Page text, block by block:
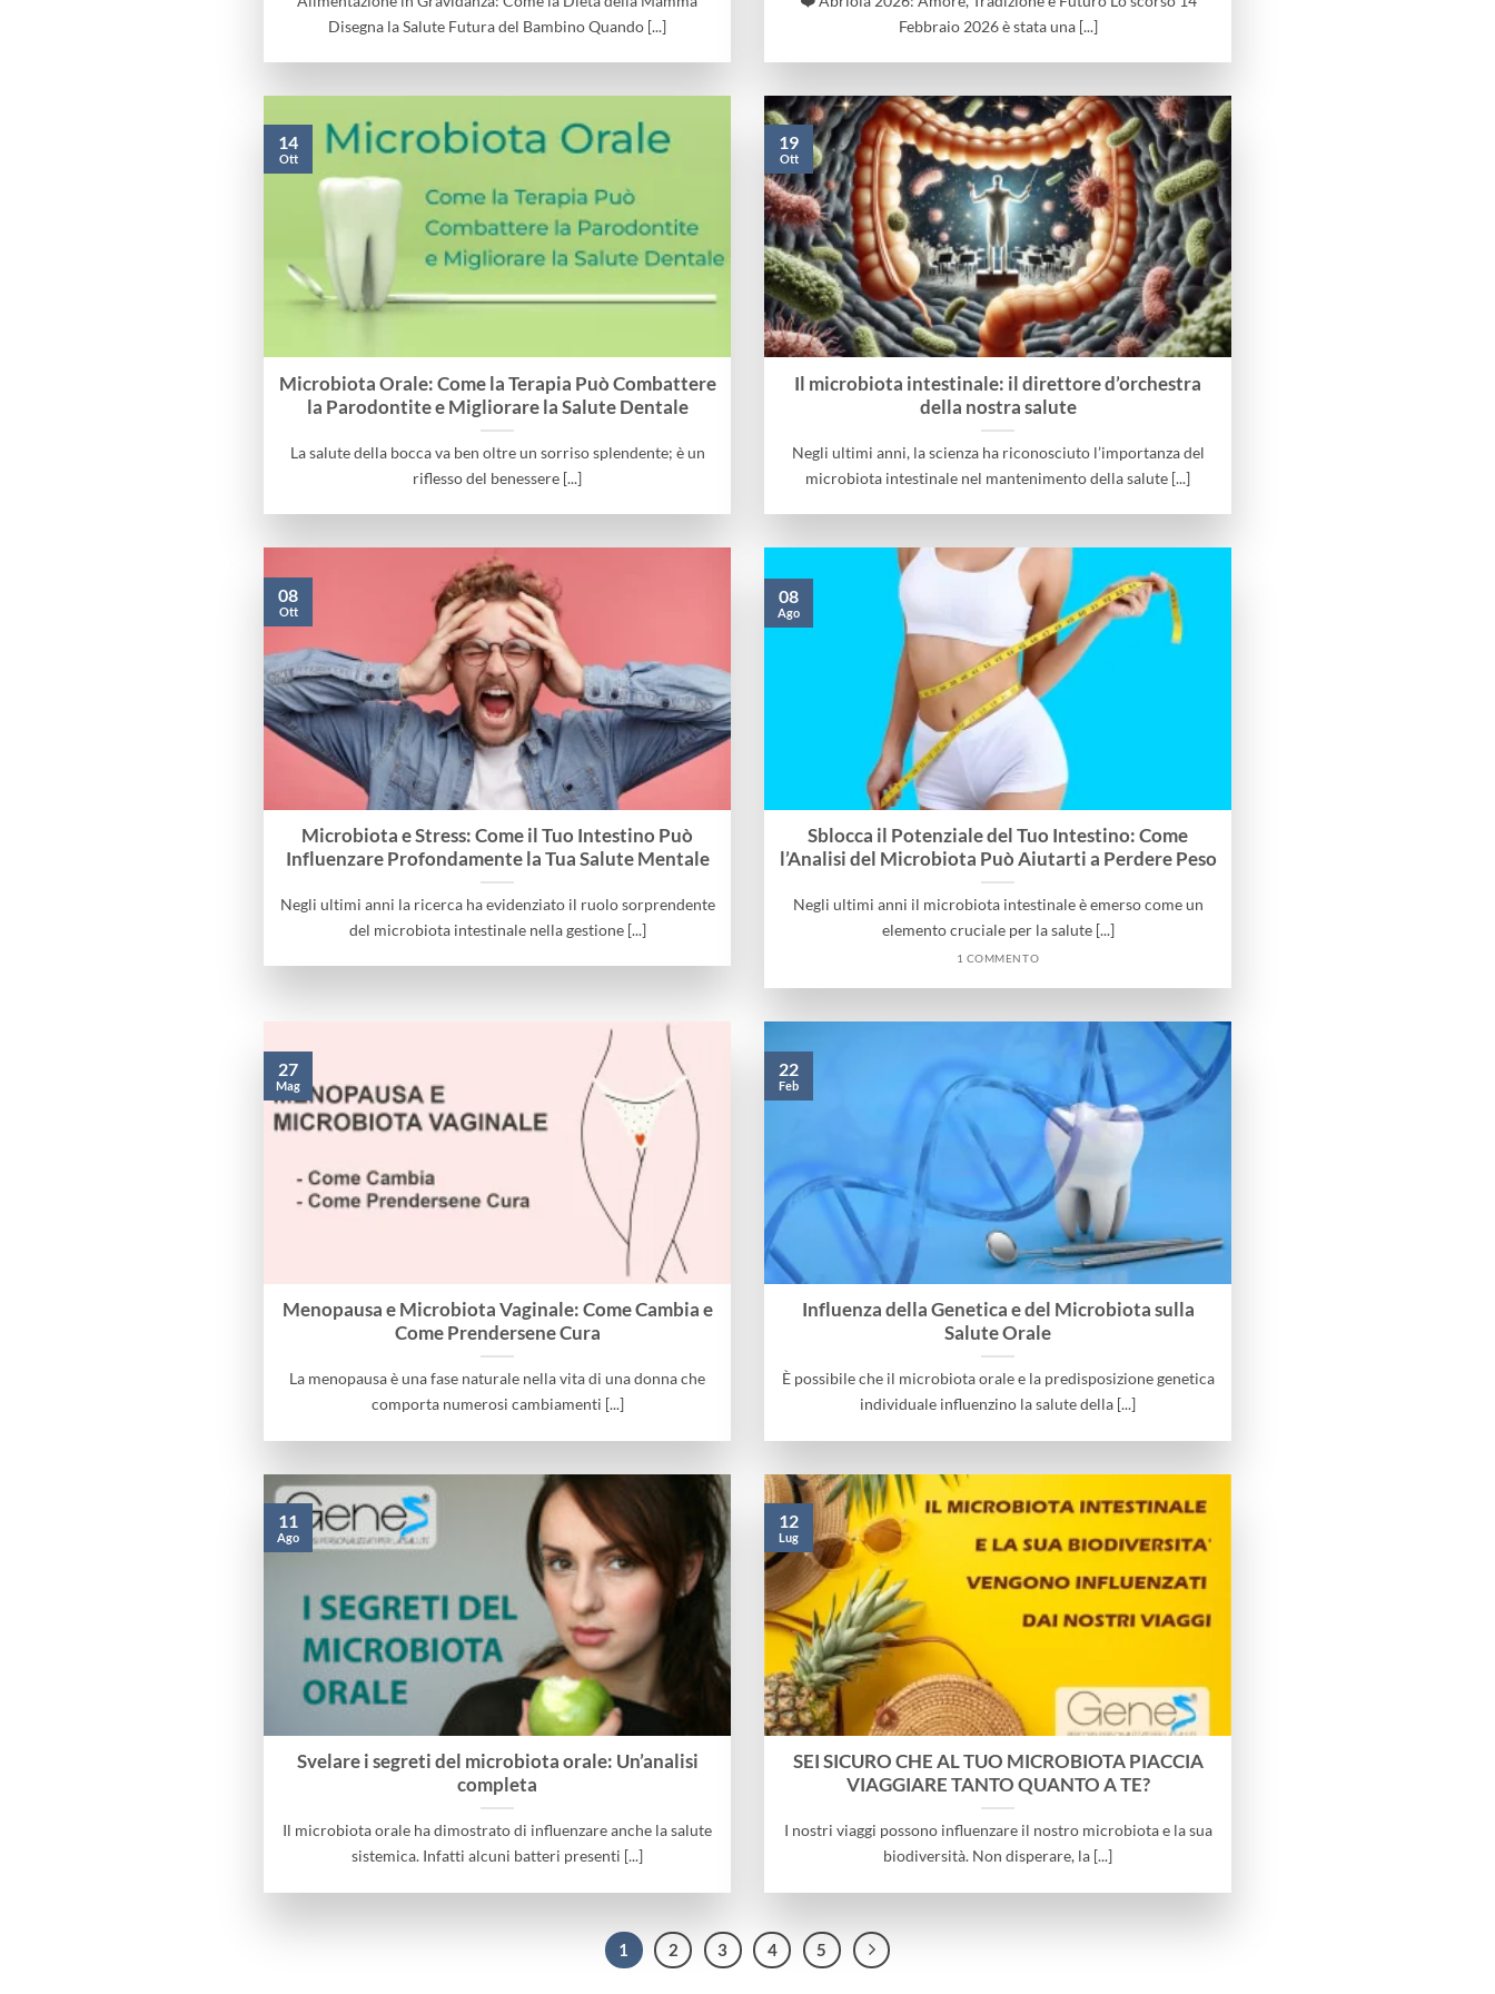
Disegna la Salute Futura del Bambino Quando [...]
Febbraio 2026 è stata una [...]
Microbiota Orale: Come la Terapia Può Combattere
la Parodontite e Migliorare la Salute Dentale
La salute della bocca va ben oltre un sorriso splendente; è un
riflesso del benessere [...]
14
Ott
Il microbiota intestinale: il direttore d’orchestra
della nostra salute
Negli ultimi anni, la scienza ha riconosciuto l’importanza del
microbiota intestinale nel mantenimento della salute [...]
19
Ott
Microbiota e Stress: Come il Tuo Intestino Può
Influenzare Profondamente la Tua Salute Mentale
Negli ultimi anni la ricerca ha evidenziato il ruolo sorprendente
del microbiota intestinale nella gestione [...]
08
Ott
Sblocca il Potenziale del Tuo Intestino: Come
l’Analisi del Microbiota Può Aiutarti a Perdere Peso
Negli ultimi anni il microbiota intestinale è emerso come un
elemento cruciale per la salute [...]
1 COMMENTO
08
Ago
Menopausa e Microbiota Vaginale: Come Cambia e
Come Prendersene Cura
La menopausa è una fase naturale nella vita di una donna che
comporta numerosi cambiamenti [...]
27
Mag
Influenza della Genetica e del Microbiota sulla
Salute Orale
È possibile che il microbiota orale e la predisposizione genetica
individuale influenzino la salute della [...]
22
Feb
Svelare i segreti del microbiota orale: Un’analisi
completa
Il microbiota orale ha dimostrato di influenzare anche la salute
sistemica. Infatti alcuni batteri presenti [...]
11
Ago
SEI SICURO CHE AL TUO MICROBIOTA PIACCIA
VIAGGIARE TANTO QUANTO A TE?
I nostri viaggi possono influenzare il nostro microbiota e la sua
biodiversità. Non disperare, la [...]
12
Lug
1 2 3 4 5